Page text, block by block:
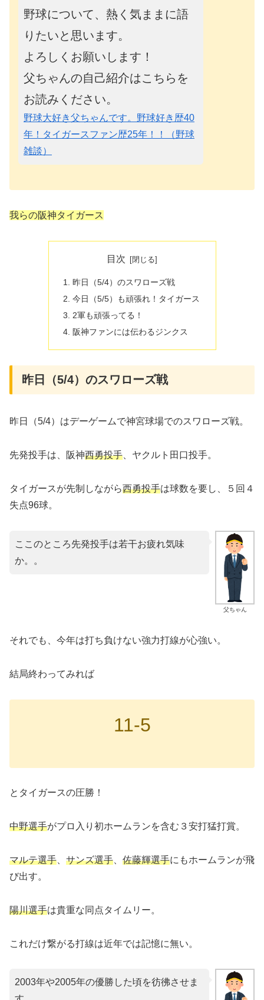
野球について、熱く気ままに語
りたいと思います。
よろしくお願いします！
父ちゃんの自己紹介はこちらを
お読みください。
野球大好き父ちゃんです。野球好き歴40
年！タイガースファン歴25年！！（野球
雑談）
我らの阪神タイガース
目次
昨日（5/4）のスワローズ戦
今日（5/5）も頑張れ！タイガース
2軍も頑張ってる！
阪神ファンには伝わるジンクス
昨日（5/4）のスワローズ戦
昨日（5/4）はデーゲームで神宮球場でのスワローズ戦。
先発投手は、阪神西勇投手 、ヤクルト田口投手。
タイガースが先制しながら西勇投手は球数を要し、５回４
失点96球。
父ちゃん
ここのところ先発投手は若干お疲れ気味
か。。
それでも、今年は打ち負けない強力打線が心強い。
結局終わってみれば
11-5
とタイガースの圧勝！
中野選手がプロ入り初ホームランを含む３安打猛打賞。
マルテ選手 サンズ選手 佐藤輝選手にもホームランが飛
び出す。
陽川選手は貴重な同点タイムリー。
これだけ繋がる打線は近年では記憶に無い。
2003年や2005年の優勝した頃を彷彿させま